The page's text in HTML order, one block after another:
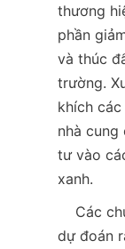
thương
phần
và thúc
trường.
khích
nhà cung
tư vào
xanh.
dự đoán